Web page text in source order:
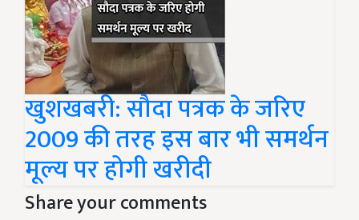
खुशखबरी: सौदा पत्रक के जरिए
2009 की तरह इस बार भी समर्थन
मूल्य पर होगी खरीदी
Share your comments